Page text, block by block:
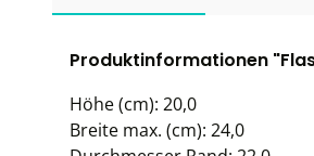
Produktinformationen
Höhe (cm): 20,0
Breite max. (cm): 24,0